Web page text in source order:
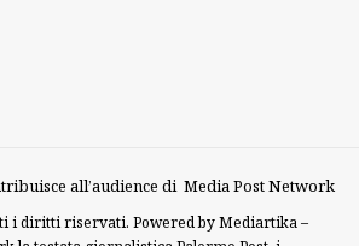
all’audience di Media Post Network
i diritti riservati. Powered byMediartika–